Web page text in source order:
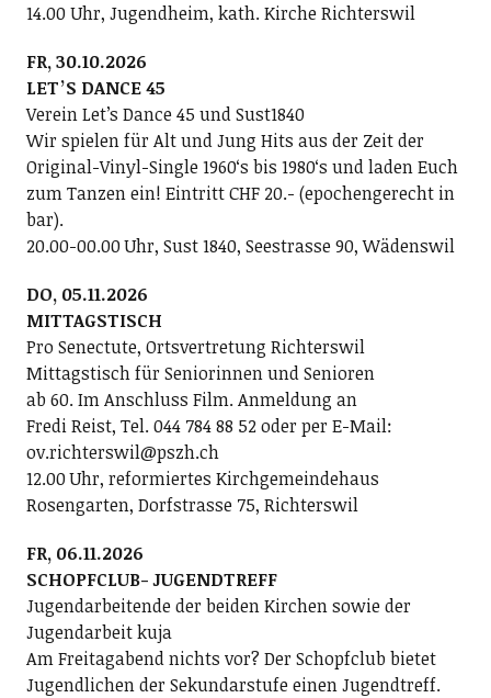
14.00 Uhr, Jugendheim, kath. Kirche Richterswil
FR, 30.10.2026
LETʼS DANCE 45
Verein Letʼs Dance 45 und Sust1840
Wir spielen für Alt und Jung Hits aus der Zeit der
Original-Vinyl-Single 1960ʻs bis 1980ʻs und laden Euch
zum Tanzen ein! Eintritt CHF 20.- (epochengerecht in
bar).
20.00-00.00 Uhr, Sust 1840, Seestrasse 90, Wädenswil
DO, 05.11.2026
MITTAGSTISCH
Pro Senectute, Ortsvertretung Richterswil
Mittagstisch für Seniorinnen und Senioren
ab 60. Im Anschluss Film. Anmeldung an
Fredi Reist, Tel. 044 784 88 52 oder per E-Mail:
ov.richterswil@pszh.ch
12.00 Uhr, reformiertes Kirchgemeindehaus
Rosengarten, Dorfstrasse 75, Richterswil
FR, 06.11.2026
SCHOPFCLUB- JUGENDTREFF
Jugendarbeitende der beiden Kirchen sowie der
Jugendarbeit kuja
Am Freitagabend nichts vor? Der Schopfclub bietet
Jugendlichen der Sekundarstufe einen Jugendtreff.